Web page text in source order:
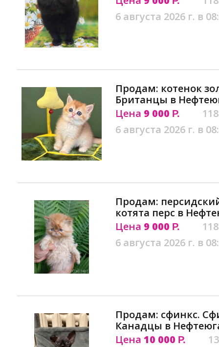
6 августа 2026 г. в
Продам: котенок
Британцы в
Цена 9 000 Р.
6 августа 2026 г. в
Продам:
котята перс в
Цена 9 000 Р.
6 августа 2026 г. в
Продам: сфинкс.
Канадцы в
Цена 10 000 Р.